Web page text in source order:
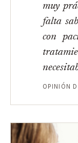
muy
falta
con
OPINIÓN